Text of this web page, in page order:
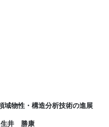
物性・構造分析技術の進展
生井 勝康